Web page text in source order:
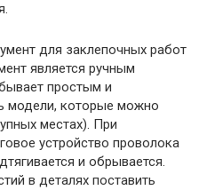
для заклепочных работ
является ручным
простым и
модели, которые можно
местах). При
устройство проволока
и обрывается.
в деталях поставить